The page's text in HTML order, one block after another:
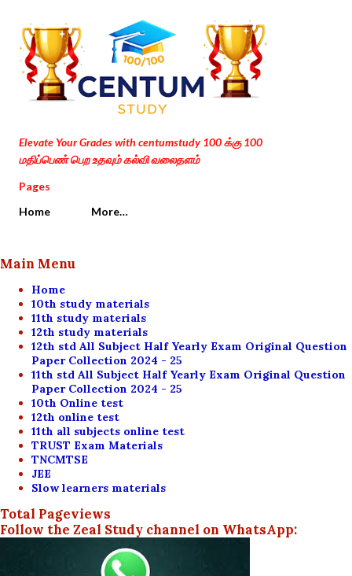
Skip to main content
Elevate Your Grades with centumstudy 100 க்கு 100
மதிப்பெண் பெற உதவும் கல்வி வலைதளம்
Pages
Home
More…
Main Menu
Home
10th study materials
11th study materials
12th study materials
12th std All Subject Half Yearly Exam Original Question
Paper Collection 2024 - 25
11th std All Subject Half Yearly Exam Original Question
Paper Collection 2024 - 25
10th Online test
12th online test
11th all subjects online test
TRUST Exam Materials
TNCMTSE
JEE
Slow learners materials
Total Pageviews
Follow the Zeal Study channel on WhatsApp: